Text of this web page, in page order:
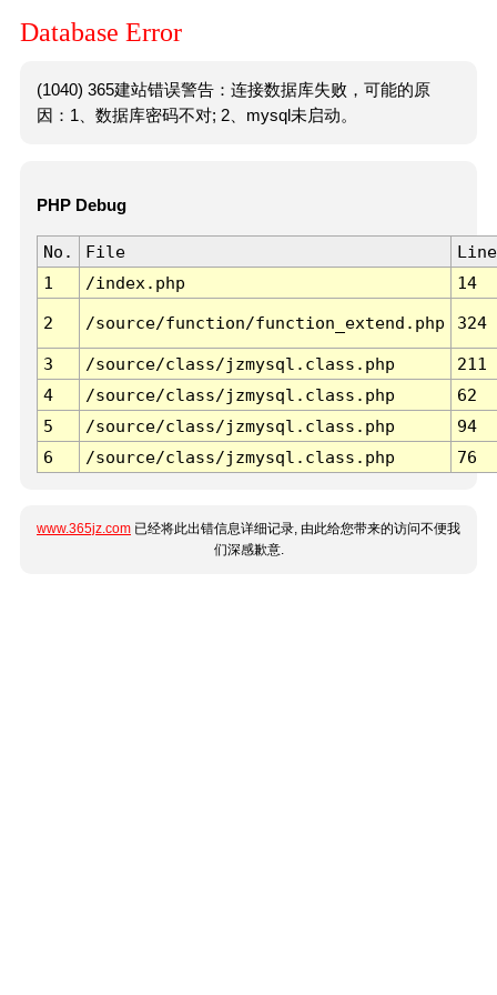
Database Error
(1040) 365建站错误警告：连接数据库失败，可能的原
因：1、数据库密码不对; 2、mysql未启动。
PHP Debug
No. File
Line
1
/index.php 14
2 /source/function/function_extend.php 324
3 /source/class/jzmysql.class.php
211
4
/source/class/jzmysql.class.php
62
5
/source/class/jzmysql.class.php
94
6
/source/class/jzmysql.class.php 76
www.365jz.com 已经将此出错信息详细记录, 由此给您带来的访问不便我
们深感歉意.